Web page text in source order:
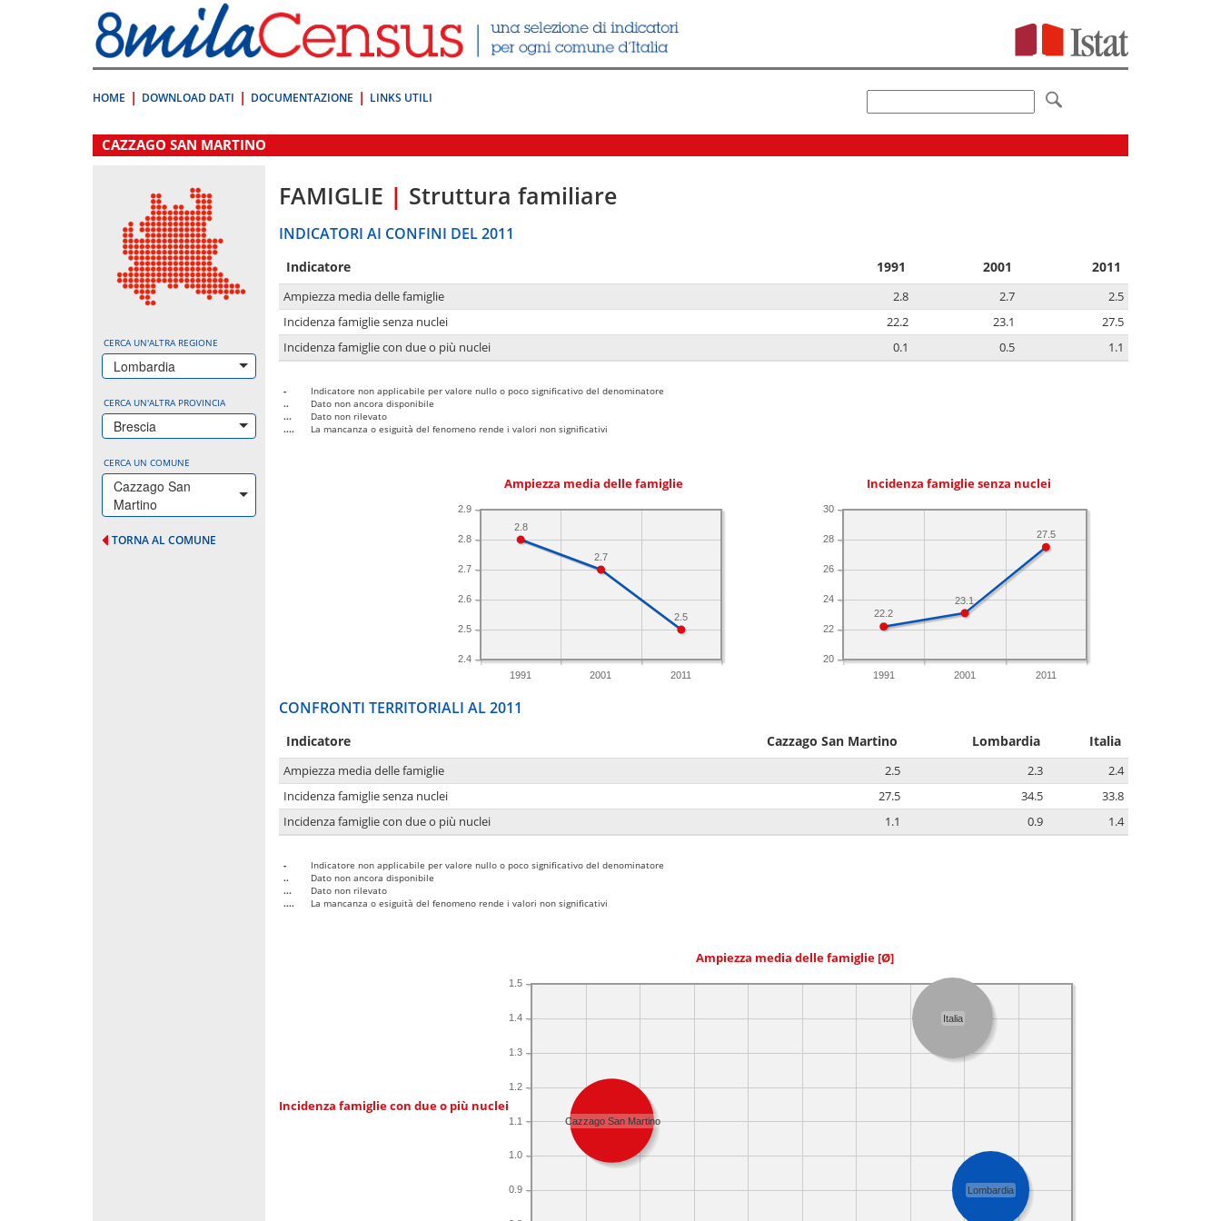
direttamente
a:
Contenuto
HOME DOWNLOAD DATI DOCUMENTAZIONE LINKS UTILI
.
CAZZAGO SAN MARTINO
CERCA UN'ALTRA REGIONE
Lombardia
CERCA UN'ALTRA PROVINCIA
Brescia
CERCA UN COMUNE
Cazzago San
Martino
TORNA AL COMUNE
FAMIGLIE | Struttura familiare
INDICATORI AI CONFINI DEL 2011
Indicatore 1991 2001 2011
Ampiezza media delle famiglie 2.8 2.7
2.5
Incidenza famiglie senza nuclei
22.2 23.1
27.5
Incidenza famiglie con due o più nuclei
0.1 0.5 1.1
-
Indicatore non applicabile per valore nullo o poco significativo del denominatore
..
Dato non ancora disponibile
...
Dato non rilevato
....
La mancanza o esiguità del fenomeno rende i valori non significativi
Ampiezza media delle famiglie
1991 2001 2011
2.4
2.5
2.6
2.7
2.8
2.9
2.5
2.7
2.8
Incidenza famiglie senza nuclei
1991 2001 2011
20
22
24
26
28
30
27.5
23.1
22.2
CONFRONTI TERRITORIALI AL 2011
Indicatore Cazzago San Martino Lombardia Italia
Ampiezza media delle famiglie 2.5 2.3
2.4
Incidenza famiglie senza nuclei
27.5 34.5
33.8
Incidenza famiglie con due o più nuclei
1.1 0.9 1.4
-
Indicatore non applicabile per valore nullo o poco significativo del denominatore
..
Dato non ancora disponibile
...
Dato non rilevato
....
La mancanza o esiguità del fenomeno rende i valori non significativi
Ampiezza media delle famiglie [Ø]
Incidenza famiglie con due o più nuclei
0.9
1.0
1.1
1.2
1.3
1.4
1.5
Cazzago San Martino
Italia
Lombardia